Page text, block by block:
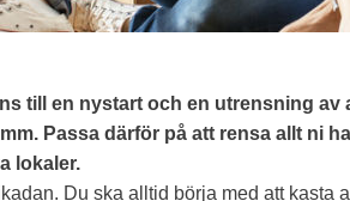
till en nystart och en utrensning av
Passa därför på att rensa allt ni
lokaler.
Du ska alltid börja med att kasta